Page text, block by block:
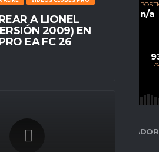
A LIONEL
2009) EN
EA FC 26
23
NATIONALITY
n/a
ESTADÍSTICAS DEL JUGADOR